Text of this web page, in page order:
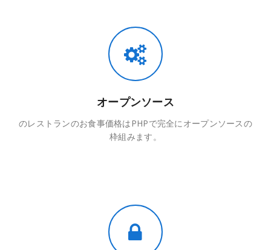
オープンソース
のレストランのお食事価格はPHPで完全にオープンソースの
枠組みます。